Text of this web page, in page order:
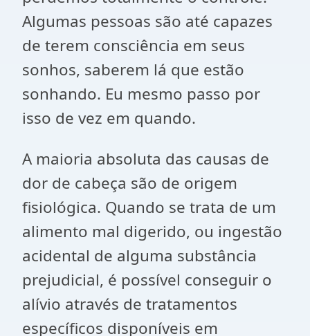
Algumas pessoas são até capazes
de terem consciência em seus
sonhos, saberem lá que estão
sonhando. Eu mesmo passo por
isso de vez em quando.
A maioria absoluta das causas de
dor de cabeça são de origem
fisiológica. Quando se trata de um
alimento mal digerido, ou ingestão
acidental de alguma substância
prejudicial, é possível conseguir o
alívio através de tratamentos
específicos disponíveis em